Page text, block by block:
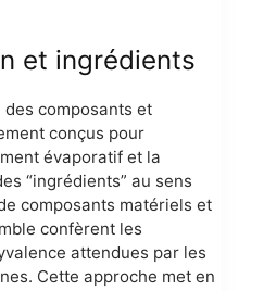
et ingrédients
composants et
conçus pour
évaporatif et la
“ingrédients” au sens
composants matériels et
confèrent les
attendues par les
Cette approche met en